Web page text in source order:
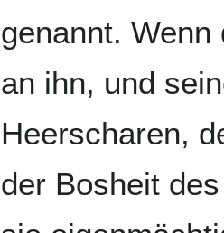
genannt.
an ihn, und
Heerscharen,
der Bosheit